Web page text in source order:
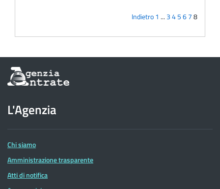
Indietro1 ... 345678
Informazioni
sul
dell'Agenzia
delle
Entrate
L'Agenzia
Chi siamo
Amministrazione trasparente
Atti di notifica